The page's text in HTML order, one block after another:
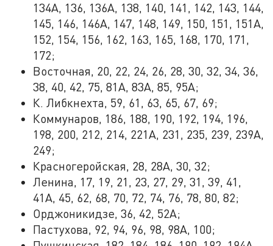
134А, 136, 136А, 138, 140, 141, 142, 143, 144,
145, 146, 146А, 147, 148, 149, 150, 151, 151А,
152, 154, 156, 162, 163, 165, 168, 170, 171,
172;
Восточная, 20, 22, 24, 26, 28, 30, 32, 34, 36,
38, 40, 42, 75, 81А, 83А, 85, 95А;
К. Либкнехта, 59, 61, 63, 65, 67, 69;
Коммунаров, 186, 188, 190, 192, 194, 196,
198, 200, 212, 214, 221А, 231, 235, 239, 239А,
249;
Красногеройская, 28, 28А, 30, 32;
Ленина, 17, 19, 21, 23, 27, 29, 31, 39, 41,
41А, 45, 62, 68, 70, 72, 74, 76, 78, 80, 82;
Орджоникидзе, 36, 42, 52А;
Пастухова, 92, 94, 96, 98, 98А, 100;